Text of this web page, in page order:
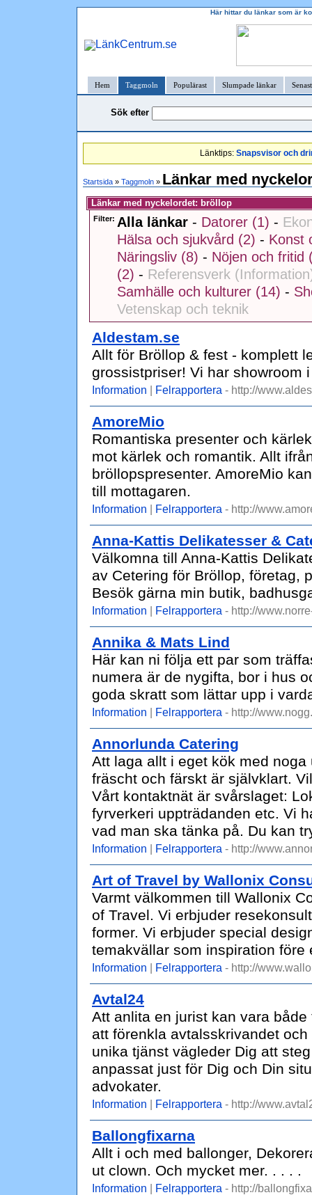
Här hittar du länkar som är
Hem Taggmoln Populärast Slumpade länkar
Sök efter
Länktips: Snapsvisor och
Startsida » Taggmoln » Länkar med
Länkar med nyckelordet: bröllop
Filter: Alla länkar - Datorer (1) -
Hälsa och sjukvård (2) - Konst
Näringsliv (8) - Nöjen och fritid
(2) - Referensverk
Samhälle och kulturer (14) -
Vetenskap och teknik
Aldestam.se
Allt för Bröllop & fest - komplett
grossistpriser! Vi har showroom
Information | Felrapportera - http://
AmoreMio
Romantiska presenter och
mot kärlek och romantik. Allt
bröllopspresenter. AmoreMio
till mottagaren.
Information | Felrapportera - http://
Anna-Kattis Delikatesser &
Välkomna till Anna-Kattis
av Cetering för Bröllop, företag,
Besök gärna min butik,
Information | Felrapportera - http://
Annika & Mats Lind
Här kan ni följa ett par som
numera är de nygifta, bor i hus
goda skratt som lättar upp i
Information | Felrapportera - http://
Annorlunda Catering
Att laga allt i eget kök med
fräscht och färskt är självklart.
Vårt kontaktnät är svårslaget:
fyrverkeri uppträdanden etc. Vi
vad man ska tänka på. Du kan
Information | Felrapportera - http://
Art of Travel by Wallonix
Varmt välkommen till Wallonix
of Travel. Vi erbjuder
former. Vi erbjuder special
temakvällar som inspiration före
Information | Felrapportera - http://
Avtal24
Att anlita en jurist kan vara
att förenkla avtalsskrivandet
unika tjänst vägleder Dig att
anpassat just för Dig och Din
advokater.
Information | Felrapportera - http://
Ballongfixarna
Allt i och med ballonger,
ut clown. Och mycket mer. . . . .
Information | Felrapportera - http://